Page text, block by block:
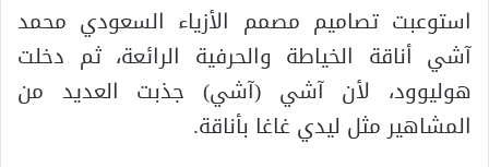
استوعبت تصاميم مصمم الأزياء السعودي محمد
آشي أناقة الخياطة والحرفية الرائعة، ثم دخلت
هوليوود، لأن آشي (آشي) جذبت العديد من
المشاهير مثل ليدي غاغا بأناقة.